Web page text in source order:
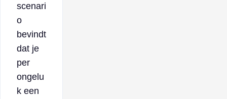
scenari
o
bevindt
dat je
per
ongelu
k een